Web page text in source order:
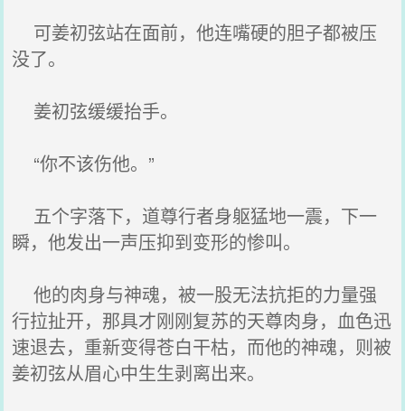
可姜初弦站在面前，他连嘴硬的胆子都被压
没了。
姜初弦缓缓抬手。
“你不该伤他。”
五个字落下，道尊行者身躯猛地一震，下一
瞬，他发出一声压抑到变形的惨叫。
他的肉身与神魂，被一股无法抗拒的力量强
行拉扯开，那具才刚刚复苏的天尊肉身，血色迅
速退去，重新变得苍白干枯，而他的神魂，则被
姜初弦从眉心中生生剥离出来。